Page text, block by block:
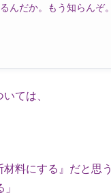
だか。もう知らんぞ。
ては、
料にする』だと思う